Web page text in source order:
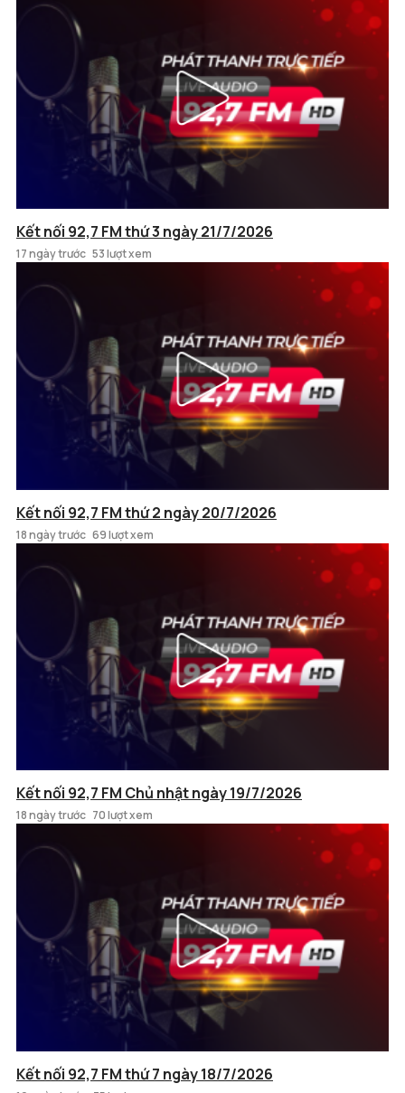
Kết nối 92,7 FM thứ 3 ngày 21/7/2026
17 ngày trước 53 lượt xem
Kết nối 92,7 FM thứ 2 ngày 20/7/2026
18 ngày trước 69 lượt xem
Kết nối 92,7 FM Chủ nhật ngày 19/7/2026
18 ngày trước 70 lượt xem
Kết nối 92,7 FM thứ 7 ngày 18/7/2026